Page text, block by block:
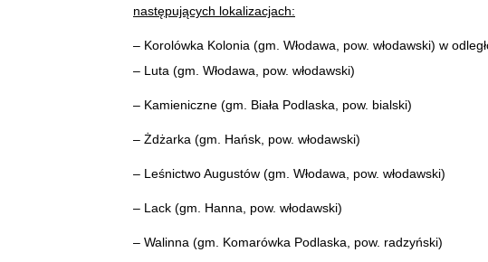
następujących lokalizacjach:
– Korolówka Kolonia (gm. Włodawa, pow. włodawski) w
– Luta (gm. Włodawa, pow. włodawski)
– Kamieniczne (gm. Biała Podlaska, pow. bialski)
– Żdżarka (gm. Hańsk, pow. włodawski)
– Leśnictwo Augustów (gm. Włodawa, pow. włodawski)
– Lack (gm. Hanna, pow. włodawski)
– Walinna (gm. Komarówka Podlaska, pow. radzyński)